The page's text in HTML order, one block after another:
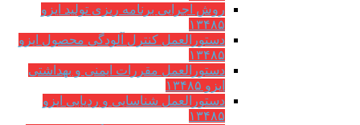
روش اجرایی برنامه ریزی تولید ایزو
۱۳۴۸۵
دستورالعمل کنترل آلودگی محصول ایزو
۱۳۴۸۵
دستورالعمل مقررات ایمنی و بهداشتی
ایزو ۱۳۴۸۵
دستورالعمل شناسایی و ردیابی ایزو
۱۳۴۸۵